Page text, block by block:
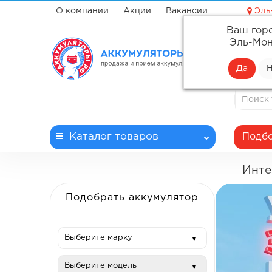
О компании Акции Вакансии
Ваш
Эль-
✓
✓
✓
✓
Каталог товаров
Подобрать аккумулятор